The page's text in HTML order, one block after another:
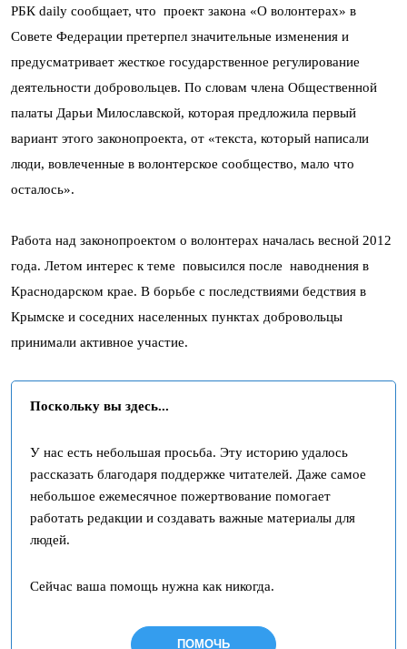
РБК daily сообщает, что проект закона «О волонтерах» в
Совете Федерации претерпел значительные изменения и
предусматривает жесткое государственное регулирование
деятельности добровольцев. По словам члена Общественной
палаты Дарьи Милославской, которая предложила первый
вариант этого законопроекта, от «текста, который написали
люди, вовлеченные в волонтерское сообщество, мало что
осталось».
Работа над законопроектом о волонтерах началась весной 2012
года. Летом интерес к теме повысился после наводнения в
Краснодарском крае. В борьбе с последствиями бедствия в
Крымске и соседних населенных пунктах добровольцы
принимали активное участие.
Поскольку вы здесь...
У нас есть небольшая просьба. Эту историю удалось
рассказать благодаря поддержке читателей. Даже самое
небольшое ежемесячное пожертвование помогает
работать редакции и создавать важные материалы для
людей.
Сейчас ваша помощь нужна как никогда.
ПОМОЧЬ